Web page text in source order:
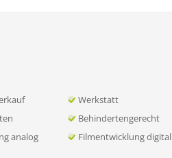
Werkstatt
Behindertengerecht
analog
Filmentwicklung digital